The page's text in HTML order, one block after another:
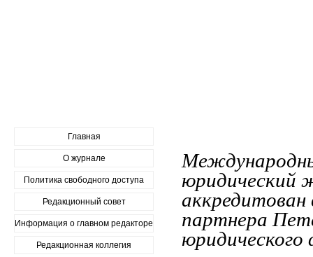
Главная
О журнале
Политика свободного доступа
Редакционный совет
Информация о главном редакторе
Редакционная коллегия
юридический
аккредитован
партнера